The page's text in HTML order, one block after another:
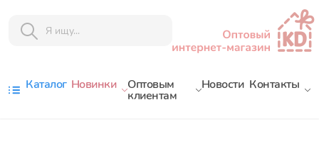
Каталог Новинки Оптовым
клиентам
Новости Контакты